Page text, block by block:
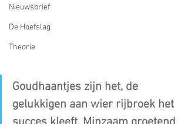
Nieuwsbrief
De Hoefslag
Theorie
Goudhaantjes zijn het, de
gelukkigen aan wier rijbroek het